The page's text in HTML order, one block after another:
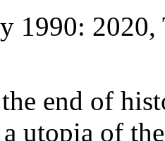
1990: 2020,
end of
utopia of